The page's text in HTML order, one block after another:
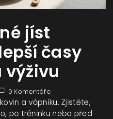
jíst
časy
výživu
0 Komentáře
a vápníku. Zjistěte,
po tréninku nebo před